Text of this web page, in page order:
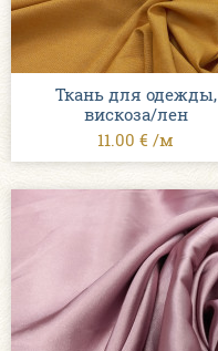
Ткань для одежды,
вискозa/лен
11.00 € /м